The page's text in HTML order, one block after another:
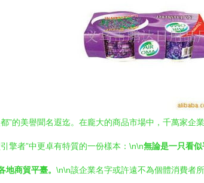
”的美譽聞名遐迄。在龐大的商品市場中，千萬家
擎者”中更卓有特質的一份樣本：\n\n無論是一只看
商貿平臺。 \n\n該企業名字或許遠不為個體消費者